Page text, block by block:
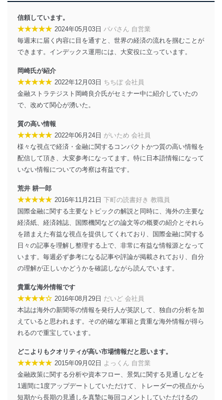
得・利用・提供を行います。また、当社が保有している
個人情報は、同意を得ずに目的外利用、第三者への提
供・開示は行いません。当社においてはこれらの取り組
みを確実にするため、従業者等の教育を徹底してまいり
ます。また、目的外利用を行わないために、適切な管理
法令遵守
当社は、個人情報に関連する法令、国が定める指針及び
その他の規範を遵守します。また、当社の管理の仕組み
す。
個人情報の安全管理措置
当社は、個人情報の正確性及び安全性を確保するため
に、下記セキュリティ対策をはじめとする安全対策を実
正に努めます。
アクセス制御
個人データを取り扱うことのできる機器及び当該
機器を取り扱う従業者を明確化し、 個人データへ
の不要なアクセスを防止しています。
アクセス者の識別と認証
機器に標準装備されているユーザー制御機能（ユ
ーザーアカウント制御）により、個人情報データ
者を識別・認証しています。
外部からの不正アクセス等の防止
個人データを取り扱う機器等のオペレーティング
システムを最新の状態に保持しています。
個人データを取り扱う機器等にセキュリティ対策
により、これを最新状態としています。
情報システムの使用に伴う漏洩等の防止
メール等により個人データの含まれるファイルを
送信する場合に、当該ファイルへのパスワードを
信頼しています。
★★★★★ 2024年05月03日 パパさん 自営業
毎週末に届く内容に目を通すと、世界の経済の流れを掴むことが
できます。インデックス運用には、大変役に立っています。
岡崎氏が紹介
★★★★★ 2022年12月03日 ちちぼ 会社員
金融ストラテジスト岡崎良介氏がセミナー中に紹介していたの
で、改めて関心が湧いた。
質の高い情報
★★★★★ 2022年06月24日 がいため 会社員
様々な視点で経済・金融に関するコンパクトかつ質の高い情報を
配信して頂き、大変参考になってます。特に日本語情報になって
いない情報についての考察は有益です。
荒井 耕一郎
★★★★★ 2016年11月21日 下町の読書好き 教職員
国際金融に関する主要なトピックの解説と同時に、海外の主要な
経済紙、経済雑誌、国際機関などの論文等の概要の紹介とそれら
を踏まえた有益な視点を提供してくれており、国際金融に関する
日々の記事を理解し整理する上で、非常に有益な情報源となって
います。毎週必ず参考になる記事や評論が掲載されており、自分
の理解が正しいかどうかを確認しながら読んでいます。
貴重な海外情報です
★★★★☆ 2016年08月29日 だいど 会社員
本誌は海外の新聞等の情報を発行人が英訳して、独自の分析を加
えていると思われます。その的確な軍籍と貴重な海外情報が得ら
れるので重宝しています。
どこよりもクオリティが高い市場情報だと思います。
★★★★★ 2015年09月02日 よっくん 自営業
金融政策に関する分析や資本フロー、景気に関する見通しなどを
1週間に1度アップデートしていただけて、トレーダーの視点から
短期から長期の見通しを真摯に毎回コメントしていただけるの